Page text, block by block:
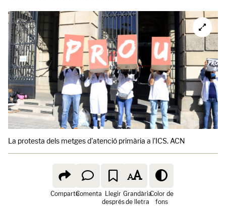
La protesta dels metges d'atenció primària a l'ICS. ACN
ComparteComenta Llegir
després
Grandària
de lletra
Color de
fons